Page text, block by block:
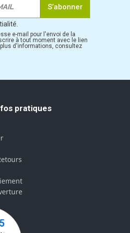
S’abonner
e-mail pour l'envoi de la
à tout moment avec le lien
d'informations, consultez
pratiques